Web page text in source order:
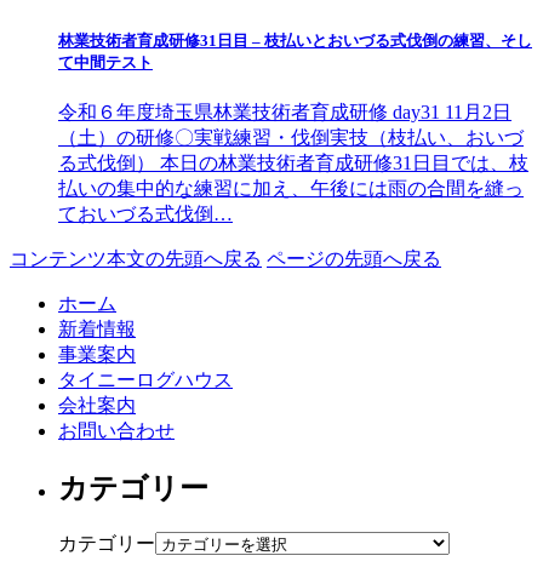
林業技術者育成研修31日目 – 枝払いとおいづる式伐倒の練習、そし
て中間テスト
令和６年度埼玉県林業技術者育成研修 day31 11月2日
（土）の研修〇実戦練習・伐倒実技（枝払い、おいづ
る式伐倒） 本日の林業技術者育成研修31日目では、枝
払いの集中的な練習に加え、午後には雨の合間を縫っ
ておいづる式伐倒…
コンテンツ本文の先頭へ戻る ページの先頭へ戻る
ホーム
新着情報
事業案内
タイニーログハウス
会社案内
お問い合わせ
カテゴリー
カテゴリー